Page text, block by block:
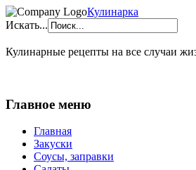
Кулинарка
Искать...
Кулинарные рецепты на все случаи
Главное меню
Главная
Закуски
Соусы, заправки